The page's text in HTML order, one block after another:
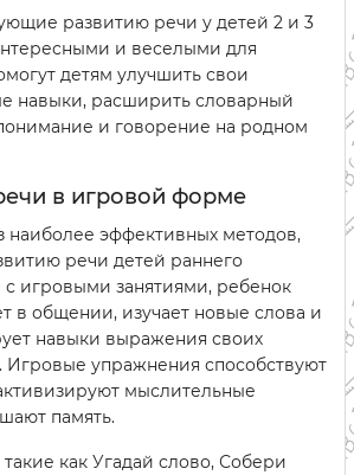
развитию речи у детей 2 и 3
и веселыми для
детям улучшить свои
навыки, расширить словарный
и говорение на родном
в игровой форме
наиболее эффективных методов,
речи детей раннего
с игровыми занятиями, ребенок
в общении, изучает новые слова и
навыки выражения своих
Игровые упражнения способствуют
мыслительные
память.
как Угадай слово, Собери